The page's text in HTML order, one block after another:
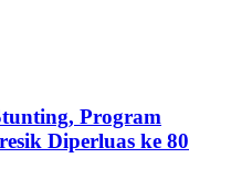
Program
Diperluas ke 80